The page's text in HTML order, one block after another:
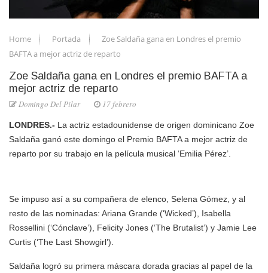
Home Portada
Zoe Saldaña gana en Londres el premio
BAFTA a mejor actriz de reparto
Zoe Saldaña gana en Londres el premio BAFTA a
mejor actriz de reparto
Domingo Del Pilar 17 febrero
LONDRES.- La actriz estadounidense de origen dominicano Zoe
Saldaña ganó este domingo el Premio BAFTA a mejor actriz de
reparto por su trabajo en la película musical ‘Emilia Pérez’.
Se impuso así a su compañera de elenco, Selena Gómez, y al
resto de las nominadas: Ariana Grande (‘Wicked’), Isabella
Rossellini (‘Cónclave’), Felicity Jones (‘The Brutalist’) y Jamie Lee
Curtis (‘The Last Showgirl’).
Saldaña logró su primera máscara dorada gracias al papel de la